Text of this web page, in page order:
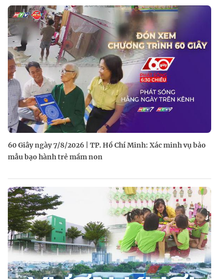
60 Giây ngày 7/8/2026 | TP. Hồ Chí Minh: Xác minh vụ bảo
mẫu bạo hành trẻ mầm non